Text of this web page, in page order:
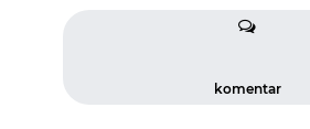
komentar